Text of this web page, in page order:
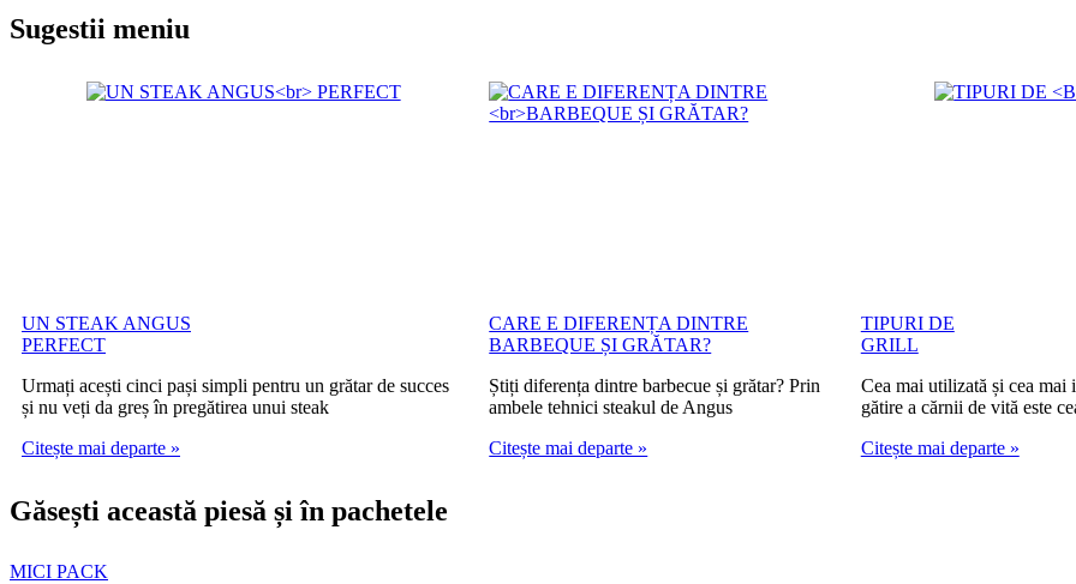
Sugestii meniu
UN STEAK ANGUS
PERFECT
Urmați acești cinci pași simpli pentru un grătar de succes
și nu veți da greș în pregătirea unui steak
Citește mai departe »
CARE E DIFERENȚA DINTRE
BARBEQUE ȘI GRĂTAR?
Știți diferența dintre barbecue și grătar? Prin
ambele tehnici steakul de Angus
Citește mai departe »
TIPURI DE
GRILL
Cea mai utilizată și cea mai
gătire a cărnii de vită este
Citește mai departe »
Găsești această piesă și în pachetele
MICI PACK